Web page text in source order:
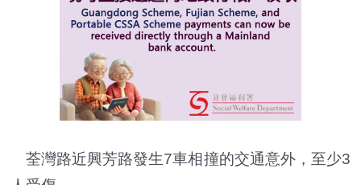
荃灣路近興芳路發生7車相撞的交通意外，至少3